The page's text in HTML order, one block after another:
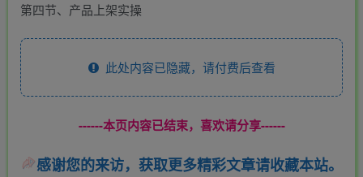
第四节、产品上架实操
此处内容已隐藏，请付费后查看
------本页内容已结束，喜欢请分享------
感谢您的来访，获取更多精彩文章请收藏本站。